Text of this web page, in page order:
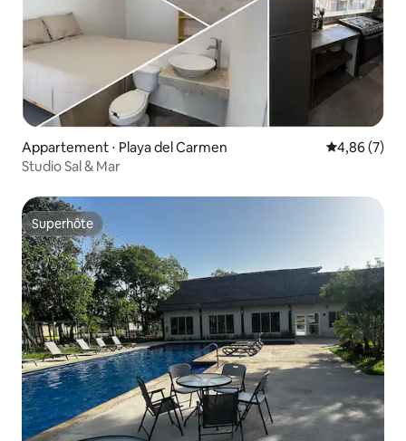
Appartement ⋅ Playa del Carmen Évaluation
4,86 (7)
Studio Sal & Mar
Superhôte
Superhôte